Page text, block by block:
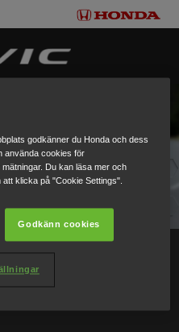
godkänner du Honda och dess
använda cookies för
Du kan läsa mer och
klicka på "Cookie Settings".
Godkänn cookies